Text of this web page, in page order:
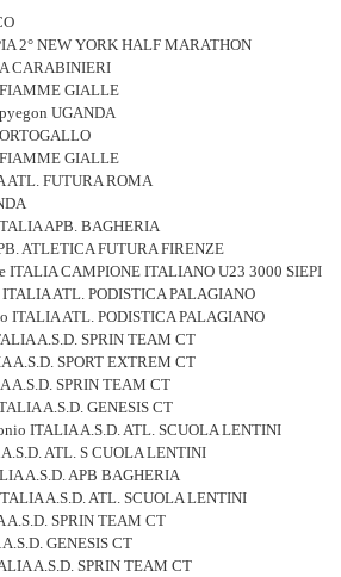
2° NEW YORK HALF MARATHON
CARABINIERI
GIALLE
UGANDA
GIALLE
ATL. FUTURA ROMA
APB. BAGHERIA
ATLETICA FUTURA FIRENZE
ITALIA CAMPIONE ITALIANO U23 3000 SIEPI
ATL. PODISTICA PALAGIANO
ITALIA ATL. PODISTICA PALAGIANO
A.S.D. SPRIN TEAM CT
A.S.D. SPORT EXTREM CT
A.S.D. SPRIN TEAM CT
A.S.D. GENESIS CT
ITALIA A.S.D. ATL. SCUOLA LENTINI
ATL. S CUOLA LENTINI
A.S.D. APB BAGHERIA
A.S.D. ATL. SCUOLA LENTINI
SPRIN TEAM CT
GENESIS CT
A.S.D. SPRIN TEAM CT